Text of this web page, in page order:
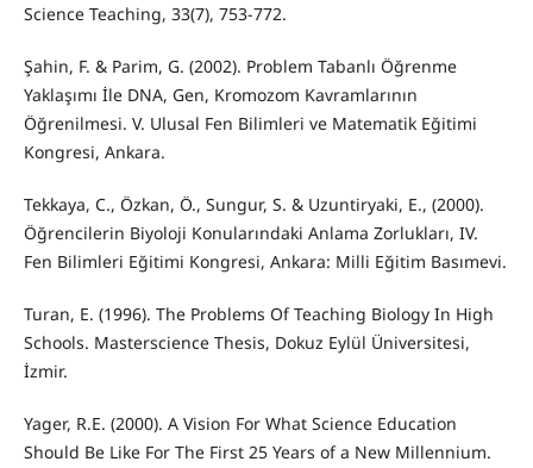
Science Teaching, 33(7), 753-772.
Şahin, F. & Parim, G. (2002). Problem Tabanlı Öğrenme
Yaklaşımı İle DNA, Gen, Kromozom Kavramlarının
Öğrenilmesi. V. Ulusal Fen Bilimleri ve Matematik Eğitimi
Kongresi, Ankara.
Tekkaya, C., Özkan, Ö., Sungur, S. & Uzuntiryaki, E., (2000).
Öğrencilerin Biyoloji Konularındaki Anlama Zorlukları, IV.
Fen Bilimleri Eğitimi Kongresi, Ankara: Milli Eğitim Basımevi.
Turan, E. (1996). The Problems Of Teaching Biology In High
Schools. Masterscience Thesis, Dokuz Eylül Üniversitesi,
İzmir.
Yager, R.E. (2000). A Vision For What Science Education
Should Be Like For The First 25 Years of a New Millennium.